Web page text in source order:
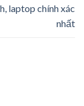
laptop chính xác
nhất